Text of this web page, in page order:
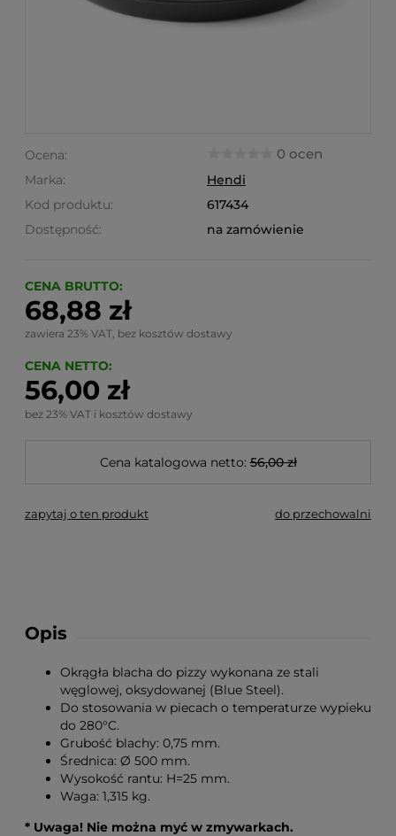
Ocena: 0 ocen
Marka:
Hendi
Kod produktu:
617434
Dostępność:
na zamówienie
CENA BRUTTO:
68,88 zł
zawiera 23% VAT, bez kosztów dostawy
CENA NETTO:
56,00 zł
bez 23% VAT i kosztów dostawy
Cena katalogowa netto: 56,00 zł
zapytaj o ten produkt do przechowalni
Opis
Okrągła blacha do pizzy wykonana ze stali
węglowej, oksydowanej (Blue Steel).
Do stosowania w piecach o temperaturze wypieku
do 280°C.
Grubość blachy: 0,75 mm.
Średnica: Ø 500 mm.
Wysokość rantu: H=25 mm.
Waga: 1,315 kg.
* Uwaga! Nie można myć w zmywarkach.